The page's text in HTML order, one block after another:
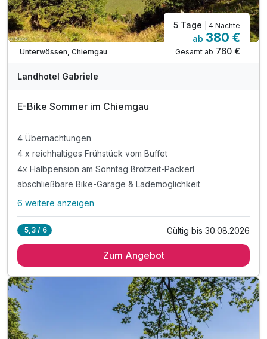
Ausstattung
Für 8 Tage
Unterwössen, Chiemgau
5 Tage | 4 Nächte
ab 380 €
Gesamt ab 760 €
Landhotel Gabriele
E-Bike Sommer im Chiemgau
4 Übernachtungen
4 x reichhaltiges Frühstück vom Buffet
4x Halbpension am Sonntag Brotzeit-Packerl
abschließbare Bike-Garage & Lademöglichkeit
Alle Inklusivleistungen
4 x reichhaltiges Frühstück vom Buffet
abschließbare Bike-Garage & Lademöglichkeit
1 Lunchpaket für die Ausfahrt
Inkl. Kurtaxe
inkl. Achental_Card mit vielen Vergünstigungen
6 weitere anzeigen
5,3 / 6 Gültig bis 30.08.2026
Zum Angebot